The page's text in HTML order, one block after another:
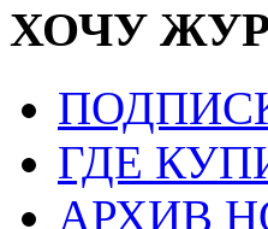
ХОЧУ
ГДЕ
АРХИВ